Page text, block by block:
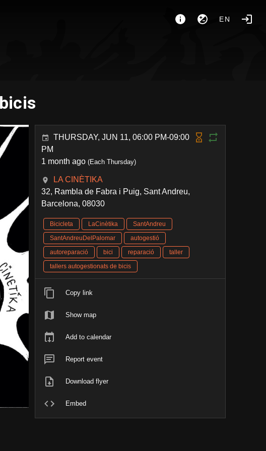
EN
THURSDAY, JUN 11, 06:00 PM-09:00
PM
1 month ago (Each Thursday)
LA CINÈTIKA
32, Rambla de Fabra i Puig, Sant Andreu,
Barcelona, 08030
Bicicleta LaCinètika
SantAndreu
SantAndreuDelPalomar
autogestió
autoreparació
bici reparació
taller
tallers autogestionats de bicis
Copy link
Show map
Add to calendar
Report event
Download flyer
Embed